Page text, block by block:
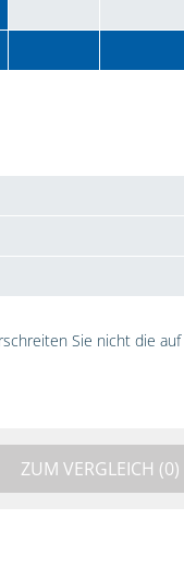
Sie nicht die
ZUM VERGLEICH (0)